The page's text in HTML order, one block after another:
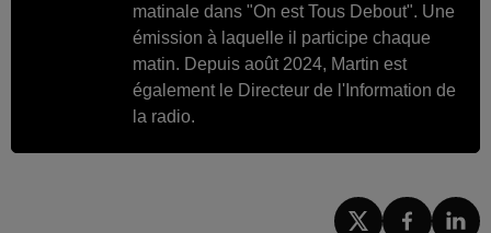
matinale dans "On est Tous Debout". Une
émission à laquelle il participe chaque
matin. Depuis août 2024, Martin est
également le Directeur de l'Information de
la radio.